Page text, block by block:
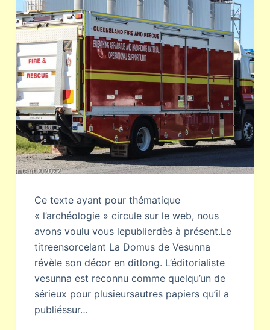
Ce texte ayant pour thématique
« l’archéologie » circule sur le web, nous
avons voulu vous lepublierdès à présent.Le
titreensorcelant La Domus de Vesunna
révèle son décor en ditlong. L’éditorialiste
vesunna est reconnu comme quelqu’un de
sérieux pour plusieursautres papiers qu’il a
publiéssur…